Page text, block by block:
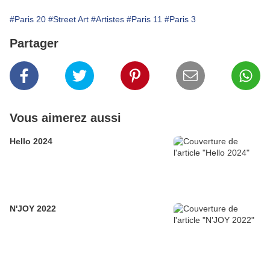
#Paris 20 #Street Art #Artistes #Paris 11 #Paris 3
Partager
Vous aimerez aussi
Hello 2024
N'JOY 2022